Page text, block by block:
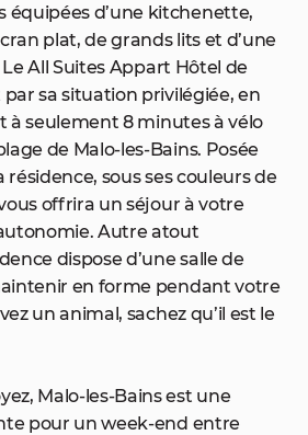
équipées d’une kitchenette,
plat, de grands lits et d’une
All Suites Appart Hôtel de
sa situation privilégiée, en
à seulement 8 minutes à vélo
de Malo-les-Bains. Posée
résidence, sous ses couleurs de
offrira un séjour à votre
Autre atout
dispose d’une salle de
en forme pendant votre
un animal, sachez qu’il est le
Malo-les-Bains est une
pour un week-end entre